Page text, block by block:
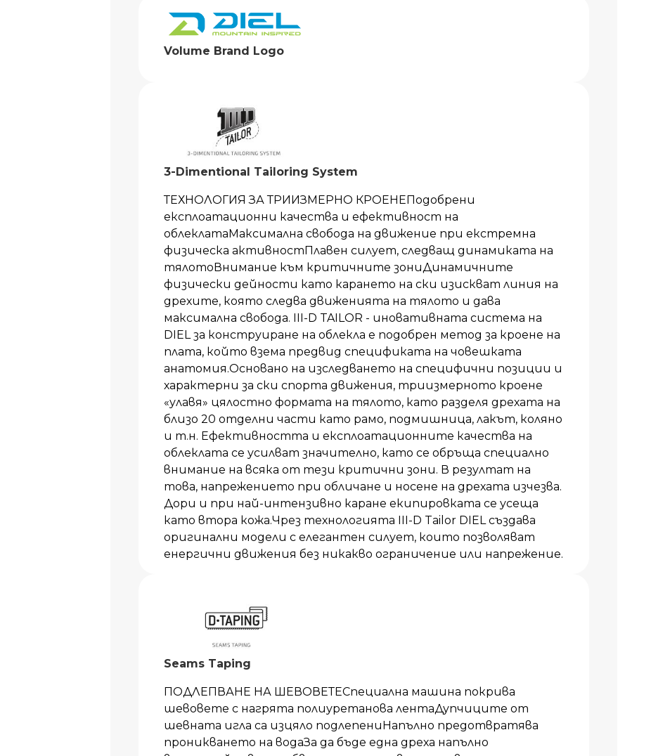
Volume Brand Logo
3-Dimentional Tailoring System
ТЕХНОЛОГИЯ ЗА ТРИИЗМЕРНО КРОЕНЕПодобрени
експлоатационни качества и ефективност на
облеклатаМаксимална свобода на движение при екстремна
физическа активностПлавен силует, следващ динамиката на
тялотоВнимание към критичните зониДинамичните
физически дейности като карането на ски изискват линия на
дрехите, която следва движенията на тялото и дава
максимална свобода. III-D TAILOR - иновативната система на
DIEL за конструиране на облекла е подобрен метод за кроене на
плата, който взема предвид спецификата на човешката
анатомия.Основано на изследването на специфични позиции и
характерни за ски спорта движения, триизмерното кроене
«улавя» цялостно формата на тялото, като разделя дрехата на
близо 20 отделни части като рамо, подмишница, лакът, коляно
и т.н. Ефективността и експлоатационните качества на
облеклата се усилват значително, като се обръща специално
внимание на всяка от тези критични зони. В резултат на
това, напрежението при обличане и носене на дрехата изчезва.
Дори и при най-интензивно каране екипировката се усеща
като втора кожа.Чрез технологията III-D Tailor DIEL създава
оригинални модели с елегантен силует, които позволяват
енергични движения без никакво ограничение или напрежение.
Seams Taping
ПОДЛЕПВАНЕ НА ШЕВОВЕТЕСпециална машина покрива
шевовете с нагрята полиуретанова лентаДупчиците от
шевната игла са изцяло подлепениНапълно предотвратява
проникването на водаЗа да бъде една дреха напълно